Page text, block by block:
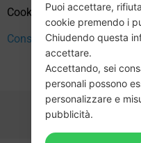
Cookie Policy (UE)
Consenso
Puoi accettare,
cookie premendo i
Chiudendo questa
accettare.
Accettando, sei
personali possono
personalizzare e
pubblicità.
Dal 29
pausa